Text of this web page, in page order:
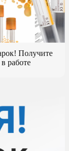
Получите
работе